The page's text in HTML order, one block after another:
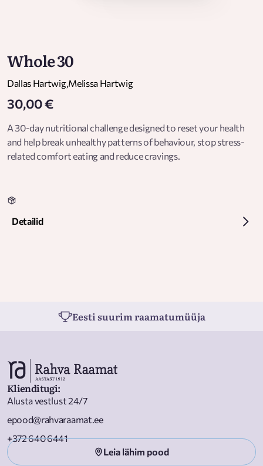
Whole 30
Dallas Hartwig,Melissa Hartwig
30,00 €
A 30-day nutritional challenge designed to reset your health
and help break unhealthy patterns of behaviour, stop stress-
related comfort eating and reduce cravings.
Detailid
Eesti suurim raamatumüüja
Klienditugi:
Alusta vestlust 24/7
epood@rahvaraamat.ee
+372 640 6441
Leia lähim pood